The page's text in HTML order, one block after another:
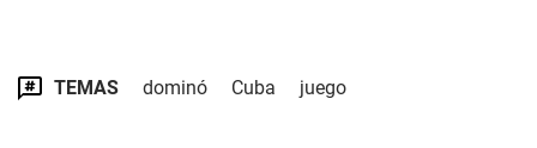
TEMAS dominó Cuba juego